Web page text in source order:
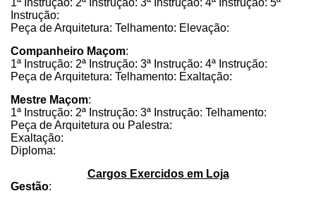
1ª Instrução: 2ª Instrução: 3ª Instrução: 4ª Instrução: 5ª
Instrução:
Peça de Arquitetura: Telhamento: Elevação:
Companheiro Maçom:
1ª Instrução: 2ª Instrução: 3ª Instrução: 4ª Instrução:
Peça de Arquitetura: Telhamento: Exaltação:
Mestre Maçom:
1ª Instrução: 2ª Instrução: 3ª Instrução: Telhamento:
Peça de Arquitetura ou Palestra:
Exaltação:
Diploma:
Cargos Exercidos em Loja
Gestão: